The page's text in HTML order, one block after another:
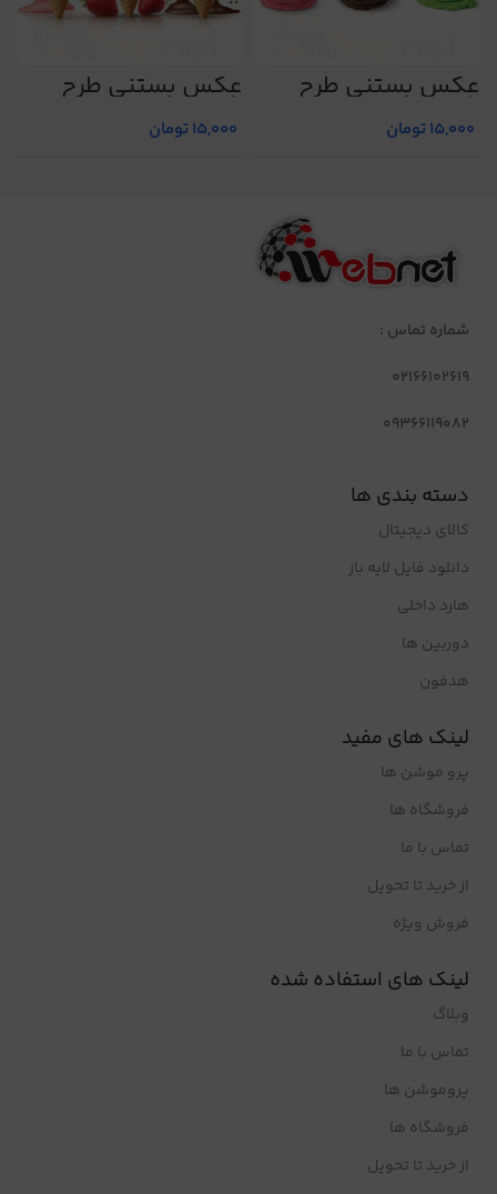
عکس بستنی طرح
شماره 10
15,000تومان
عکس بستنی طرح
شماره 19
15,000تومان
شماره تماس :
02166102619
09366119082
دسته بندی ها
کالای دیجیتال
دانلود فایل لایه باز
هارد داخلی
دوربین ها
هدفون
لینک های مفید
پرو موشن ها
فروشگاه ها
تماس با ما
از خرید تا تحویل
فروش ویژه
لینک های استفاده شده
وبلاگ
تماس با ما
پروموشن ها
فروشگاه ها
از خرید تا تحویل